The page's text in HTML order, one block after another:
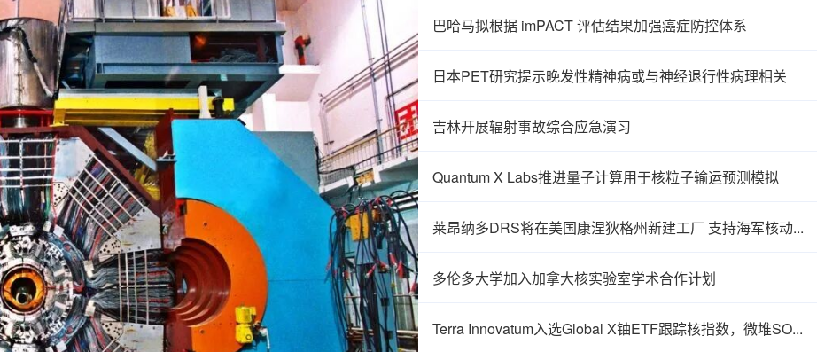
巴哈马拟根据 imPACT 评估结果加强癌症防控体系
日本PET研究提示晚发性精神病或与神经退行性病理相关
吉林开展辐射事故综合应急演习
Quantum X Labs推进量子计算用于核粒子输运预测模拟
莱昂纳多DRS将在美国康涅狄格州新建工厂 支持海军核动力推进相关业务增长
多伦多大学加入加拿大核实验室学术合作计划
Terra Innovatum入选Global X铀ETF跟踪核指数，微堆SOLO™获被动资金曝光